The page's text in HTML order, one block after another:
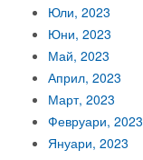
Юли, 2023
Юни, 2023
Май, 2023
Април, 2023
Март, 2023
Февруари, 2023
Януари, 2023